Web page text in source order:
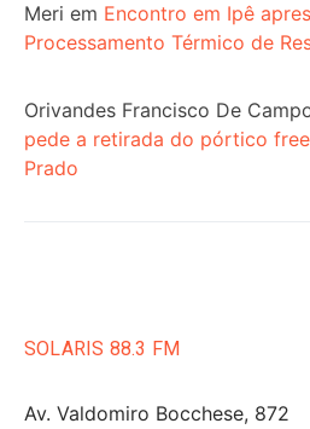
Meri em Encontro em Ipê
Processamento Térmico de
Orivandes Francisco De
pede a retirada do pórtico
Prado
SOLARIS 88.3 FM
Av. Valdomiro Bocchese, 872